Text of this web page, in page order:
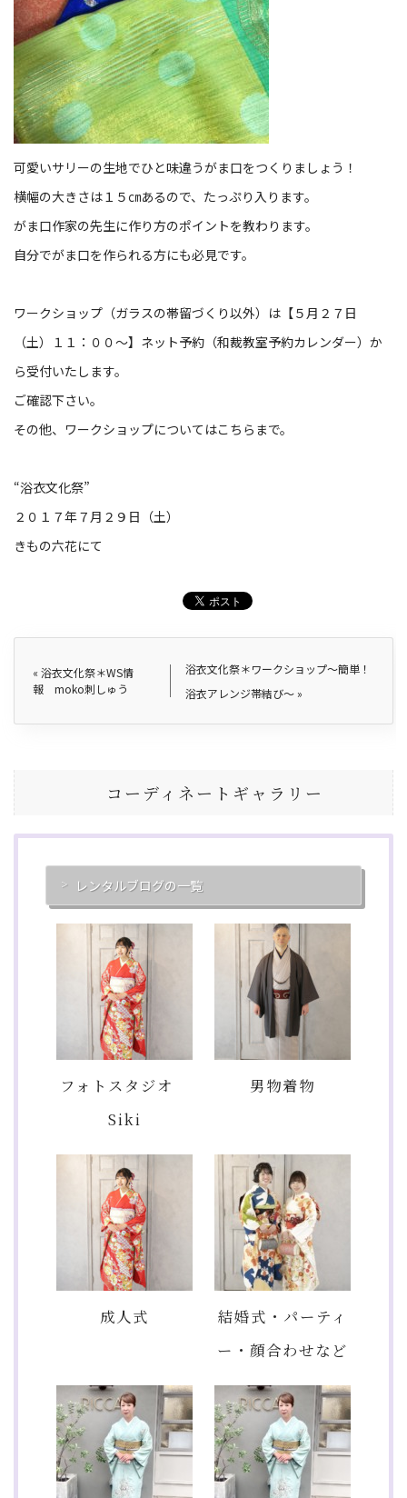
可愛いサリーの生地でひと味違うがま口をつくりましょう！
横幅の大きさは１５㎝あるので、たっぷり入ります。
がま口作家の先生に作り方のポイントを教わります。
自分でがま口を作られる方にも必見です。
ワークショップ（ガラスの帯留づくり以外）は【５月２７日
（土）１１：００〜】ネット予約（和裁教室予約カレンダー）か
ら受付いたします。
ご確認下さい。
その他、ワークショップについてはこちら まで。
“浴衣文化祭”
２０１７年７月２９日（土）
きもの六花にて
« 浴衣文化祭＊WS情
報 moko刺しゅう
浴衣文化祭＊ワークショップ〜簡単！
浴衣アレンジ帯結び〜»
コーディネートギャラリー
レンタルブログの一覧
フォトスタジオ
Siki
男物着物
成人式
結婚式・パーティ
ー・顔合わせなど